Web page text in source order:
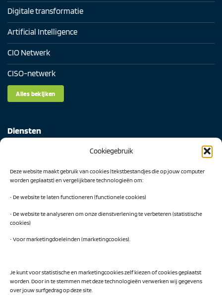
Cookiegebruik
Deze website maakt gebruik van cookies (tekstbestandjes die op jouw computer
worden geplaatst) en vergelijkbare technologieën om:
• De website te laten functioneren (functionele cookies)
• De website te analyseren om onze dienstverlening te verbeteren (statistische
cookies)
• Voor marketingdoeleinden (marketingcookies).
Je kunt voor statistische en marketingcookies zelf kiezen of cookies geplaatst
worden. Door in te stemmen met deze technologieën verwerken wij gegevens
over jouw surfgedrag op deze site.
Digitale transformatie
Artificial Intelligence
CIO Netwerk
CISO-netwerk
Alles bekijken
Diensten
AI Readiness Scan
Traineeship SN Data & AI
Projecten
Niemeyer Campus